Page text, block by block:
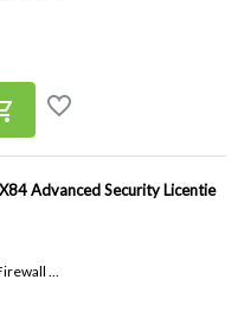
Advanced Security Licentie
...